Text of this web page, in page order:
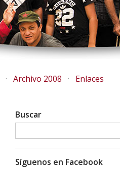
Archivo 2008 Enlaces
Buscar
Síguenos en Facebook